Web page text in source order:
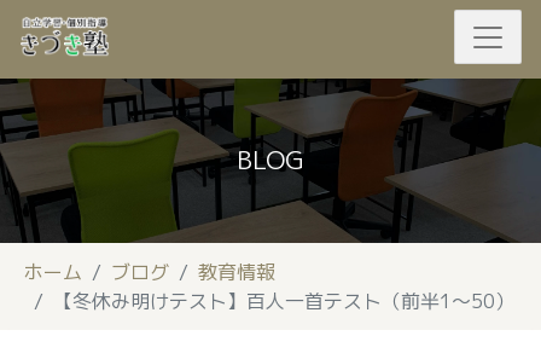
BLOG
ホーム ブログ
教育情報
【冬休み明けテスト】百人一首テスト（前半1～50）